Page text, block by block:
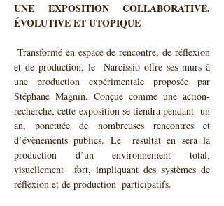
UNE EXPOSITION COLLABORATIVE,
ÉVOLUTIVE ET UTOPIQUE
et de production, le  Narcissio offre ses murs à
une production expérimentale proposée par
Stéphane Magnin. Conçue comme une action-
recherche, cette exposition se tiendra pendant  un
an, ponctuée de nombreuses rencontres et
d’évènements publics. Le  résultat en sera la
production d’un environnement total,
visuellement  fort, impliquant des systèmes de